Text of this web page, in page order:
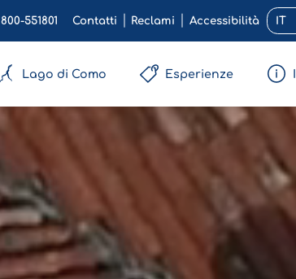
800-551801 Contatti Reclami Accessibilità IT
Lago di Como Esperienze